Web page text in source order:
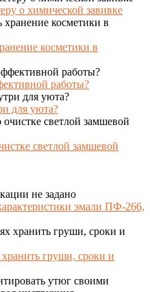
о химической завивке
косметики в
работы?
для уюта?
светлой замшевой
эмали ПФ-266,
груши, сроки и